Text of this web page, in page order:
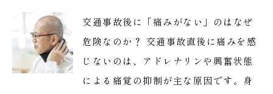
交通事故後に「痛みがない」のはなぜ
危険なのか？ 交通事故直後に痛みを感
じないのは、アドレナリンや興奮状態
による痛覚の抑制が主な原因です。身